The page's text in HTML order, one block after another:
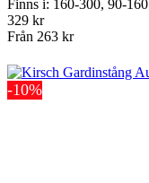
Finns i: 160-300, 90-160
329 kr
Från 263 kr
-10%